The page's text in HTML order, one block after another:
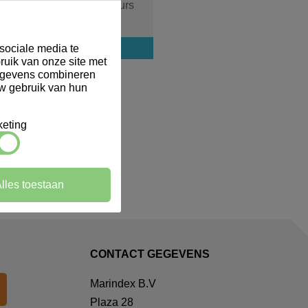
Brabantia Tasty Colours
Login voor prijs
CONTACT GEGEVENS
Marindex B.V
Plaza 28
media te
van onze site met
combineren
gebruik van hun
toestaan